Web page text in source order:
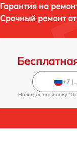
Гарантия на
Срочный ремонт
Нажимая на кнопку